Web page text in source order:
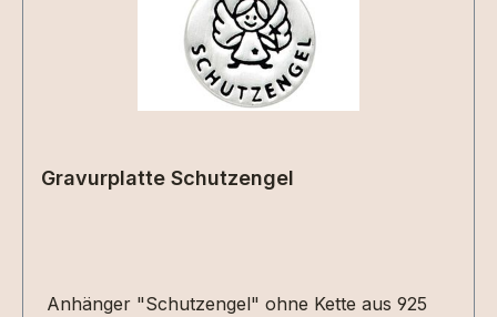
Gravurplatte Schutzengel
Anhänger "Schutzengel" ohne Kette aus 925